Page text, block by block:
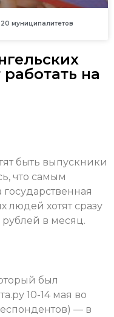
муниципалитетов
на
быть выпускники
что самым
людей хотят сразу
в месяц.
был
10-14 мая во
— в